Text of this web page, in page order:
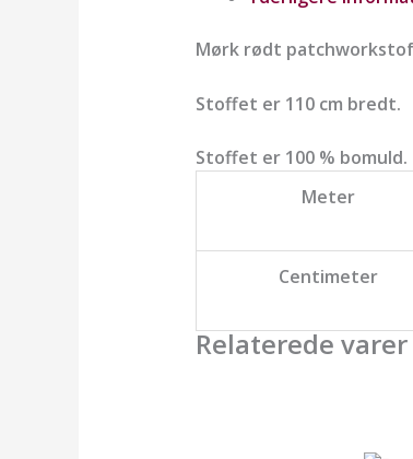
Mørk rødt
Stoffet er 110 cm bredt.
Stoffet er 100 % bomuld.
Meter
Centimeter
Relaterede varer